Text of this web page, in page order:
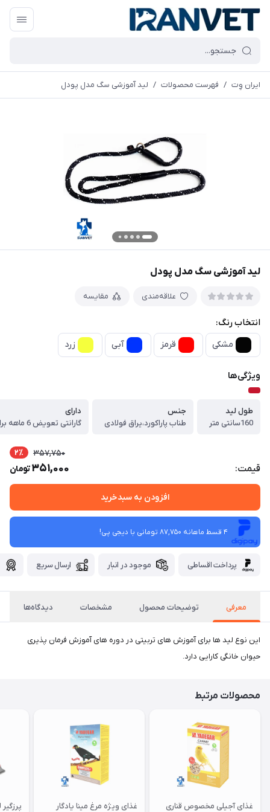
ایران وِت / فهرست محصولات / لید آموزشی سگ مدل پودل
لید آموزشی سگ مدل پودل
علاقه‌مندی مقایسه
انتخاب رنگ:
مشکی قرمز آبی زرد
ویژگی‌ها
طول لید
160سانتی متر
جنس
طناب پاراکورد،یراق فولادی
دارای
قیمت:
357,750 2٪
351,000تومان
افزودن به سبدخرید
4 قسط ماهانه 87,750 تومانی با دیجی ‌پی!
پرداخت اقساطی موجود در انبار ارسال سریع
معرفی توضیحات محصول مشخصات دیدگاه‌ها
این نوع لید ها برای آموزش های تربیتی در دوره های آموزش فرمان پذیری
حیوان خانگی کارایی دارد.
محصولات مرتبط
غذای آجیلی مخصوص قناری
غذای ویژه مرغ مینا یادگار